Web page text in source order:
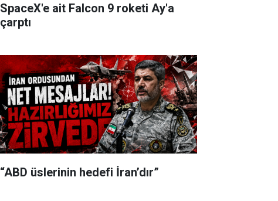
SpaceX'e ait Falcon 9 roketi Ay'a
çarptı
“ABD üslerinin hedefi İran’dır”